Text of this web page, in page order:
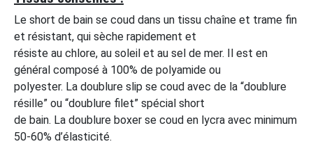
Le short de bain se coud dans un tissu chaîne et trame fin
et résistant, qui sèche rapidement et
résiste au chlore, au soleil et au sel de mer. Il est en
général composé à 100% de polyamide ou
polyester. La doublure slip se coud avec de la “doublure
résille” ou “doublure filet” spécial short
de bain. La doublure boxer se coud en lycra avec minimum
50-60% d’élasticité.